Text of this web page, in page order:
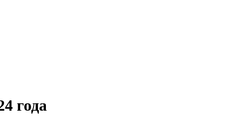
года